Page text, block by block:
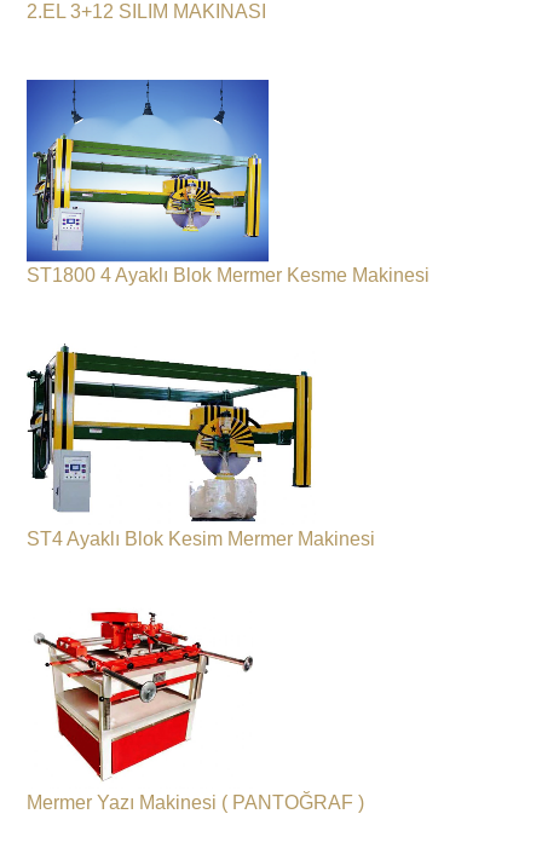
2.EL 3+12 SILIM MAKINASI
ST1800 4 Ayaklı Blok Mermer Kesme Makinesi
ST4 Ayaklı Blok Kesim Mermer Makinesi
Mermer Yazı Makinesi ( PANTOĞRAF )